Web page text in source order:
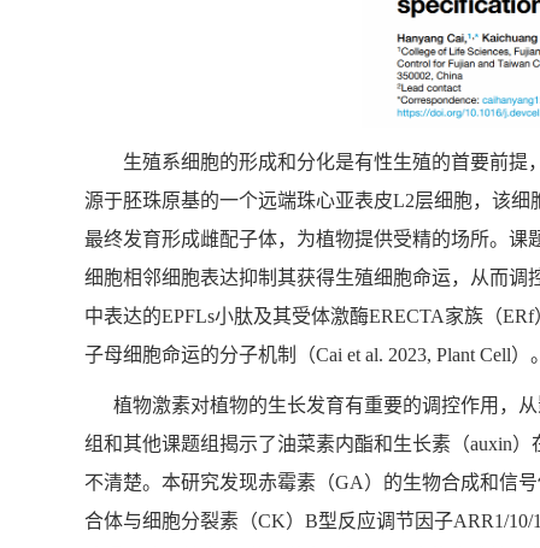
生殖系细胞的形成和分化是有性生殖的首要前提
源于胚珠原基的一个远端珠心亚表皮L2层细胞，该
最终发育形成雌配子体，为植物提供受精的场所。课
细胞相邻细胞表达抑制其获得生殖细胞命运，从而调
中表达的EPFLs小肽及其受体激酶ERECTA家族（
子母细胞命运的分子机制（Cai et al. 2023, Plant Cell）
植物激素对植物的生长发育有重要的调控作用，从
组和其他课题组揭示了油菜素内酯和生长素（auxin
不清楚。本研究发现赤霉素（GA）的生物合成和信
合体与细胞分裂素（CK）B型反应调节因子ARR1/